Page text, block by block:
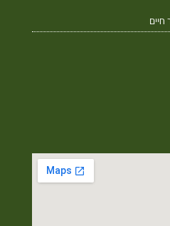
חיים